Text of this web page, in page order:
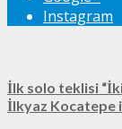
Instagram
İlk solo teklisi
İlkyaz